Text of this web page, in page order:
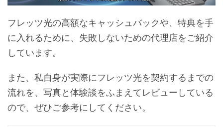
フレッツ光の高額なキャッシュバックや、特典を手
に入れるために、失敗しないための代理店をご紹介
しています。
また、私自身が実際にフレッツ光を契約するまでの
流れを、写真と体験談をふまえてレビューしている
ので、ぜひご参考にしてください。